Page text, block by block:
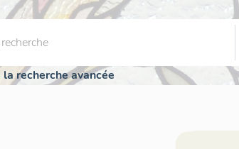
recherche avancée